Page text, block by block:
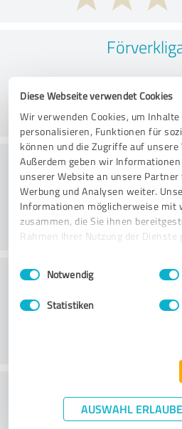
Diese Webseite verwendet Cookies
Wir verwenden Cookies, um Inhalte
personalisieren, Funktionen für
können und die Zugriffe auf unsere
Außerdem geben wir
unserer Website an unsere Partner
Werbung und Analysen weiter.
Informationen möglicherweise mit
zusammen, die Sie ihnen
Rahmen Ihrer Nutzung der Dienste
Impressum
Einwilligungsauswahl
Notwendig
Statistiken
AUSWAHL
What do you